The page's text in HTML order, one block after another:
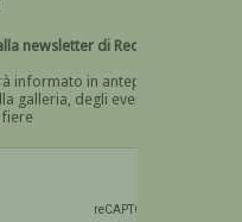
di Recta
informato in anteprima
galleria, degli eventi
fiere